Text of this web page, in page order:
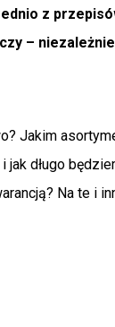
z
–
Jakim
długo
Na te i